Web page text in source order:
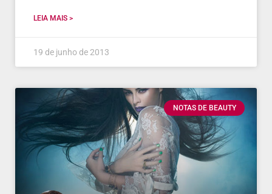
LEIA MAIS >
19 de junho de 2013
NOTAS DE BEAUTY